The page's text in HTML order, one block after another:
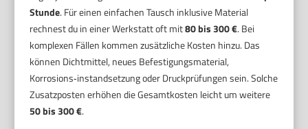
Stunde. Für einen einfachen Tausch inklusive Material
rechnest du in einer Werkstatt oft mit80 bis 300 €. Bei
komplexen Fällen kommen zusätzliche Kosten hinzu. Das
können Dichtmittel, neues Befestigungsmaterial,
Korrosions‑instandsetzung oder Druckprüfungen sein. Solche
Zusatzposten erhöhen die Gesamtkosten leicht um weitere
50 bis 300 €.